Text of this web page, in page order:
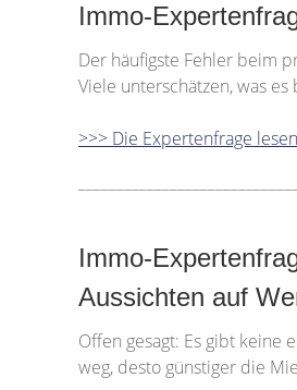
Immo-
Der häufigste Fehler beim
Viele unterschätzen, was
>>> Die Expertenfrage lesen
Immo-
Aussichten auf
Offen gesagt: Es gibt
weg, desto günstiger die